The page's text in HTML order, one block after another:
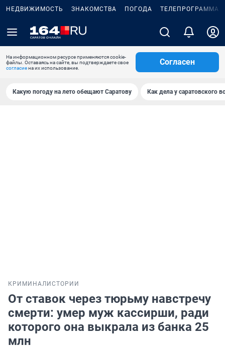
НЕДВИЖИМОСТЬ ЗНАКОМСТВА ПОГОДА ТЕЛЕПРОГРАММА
На информационном ресурсе применяются cookie-
файлы. Оставаясь на сайте, вы подтверждаете свое
согласиена их использование.
Согласен
Какую погоду на лето обещают Саратову Как дела у саратовского
КРИМИНАЛ ИСТОРИИ
От ставок через тюрьму навстречу
смерти: умер муж кассирши, ради
которого она выкрала из банка 25
млн